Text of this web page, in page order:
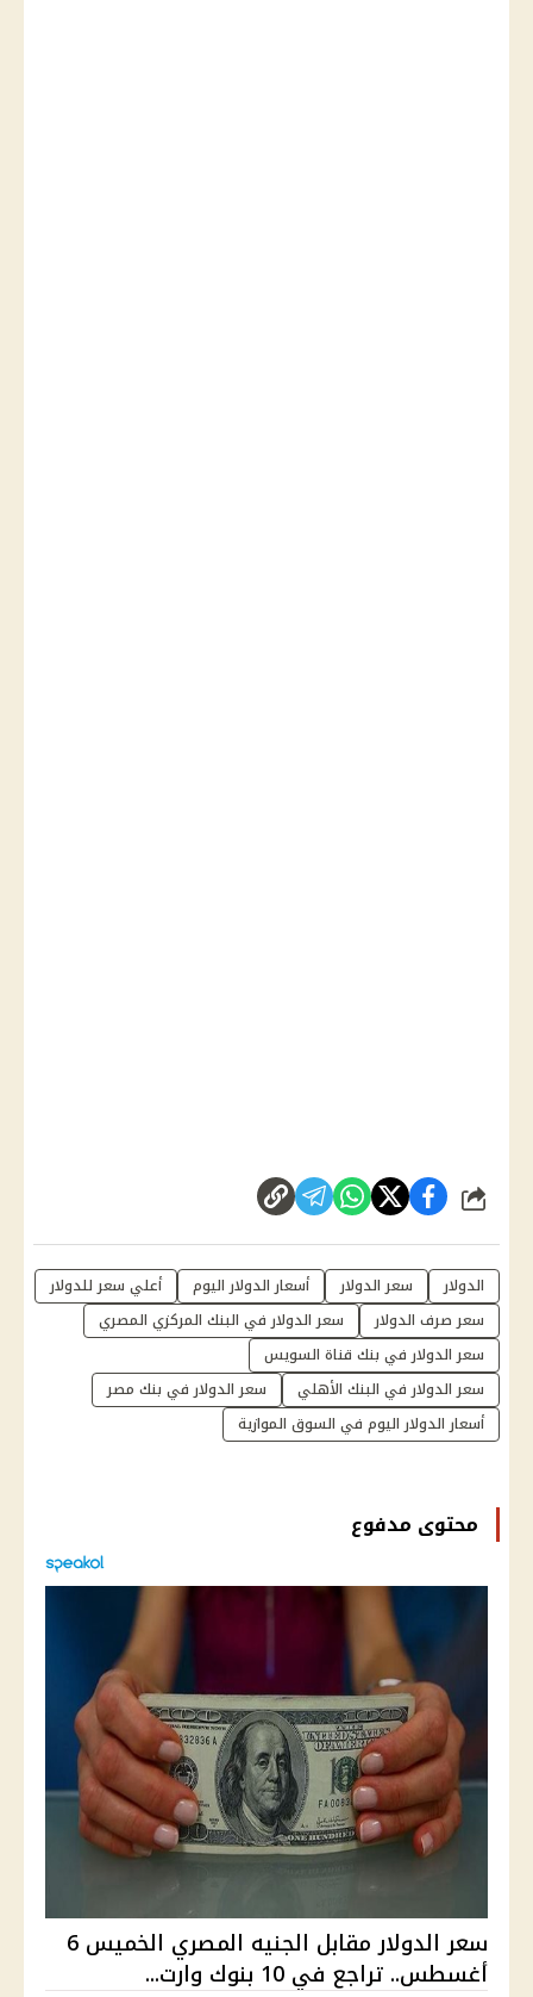
شارك
الدولار سعر الدولار أسعار الدولار اليوم
أعلي سعر للدوﻻر
سعر صرف الدولار
سعر الدولار في البنك المركزي المصري
سعر الدولار في بنك قناة السويس
سعر الدولار في البنك الأهلي
سعر الدولار في بنك مصر
أسعار الدولار اليوم في السوق الموازية
محتوى مدفوع
سعر الدولار مقابل الجنيه المصري الخميس 6
أغسطس.. تراجع في 10 بنوك وارت...